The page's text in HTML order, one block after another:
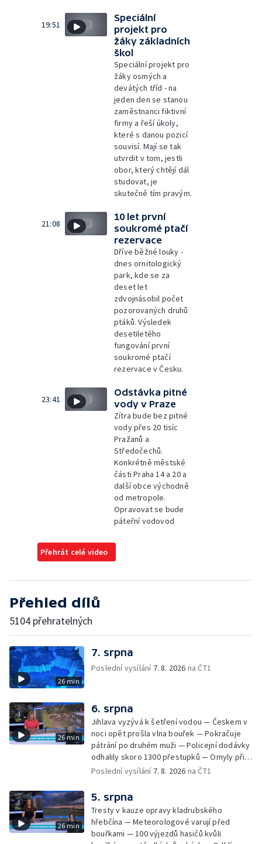
19:51
Speciální
projekt pro
žáky základních
škol
Speciální projekt pro
žáky osmých a
devátých tříd - na
jeden den se stanou
zaměstnanci fiktivní
firmy a řeší úkoly,
které s danou pozicí
souvisí. Mají se tak
utvrdit v tom, jestli
obor, který chtějí dál
studovat, je
skutečně tím pravým.
21:08
10 let první
soukromé ptačí
rezervace
Dříve běžné louky -
dnes ornitologický
park, kde se za
deset let
zdvojnásobil počet
pozorovaných druhů
ptáků. Výsledek
desetiletého
fungování první
soukromé ptačí
rezervace v Česku.
23:41
Odstávka pitné
vody v Praze
Zítra bude bez pitné
vody přes 20 tisíc
Pražanů a
Středočechů.
Konkrétně městské
části Praha 14 a 20 a
další obce východně
od metropole.
Opravovat se bude
páteřní vodovod
Přehrát celé video
Přehled dílů
5104 přehratelných
26 min
7. srpna
Poslední vysílání 7. 8. 2026 na ČT1
26 min
6. srpna
Jihlava vyzývá k šetření vodou — Českem v
noci opět prošla vlna bouřek — Pokračuje
pátrání po druhém muži — Policejní dodávky
odhalily skoro 1300 přestupků — Omyly při
nouzovém volání o pomoc — Hradec Králové
rekord v hromadném seskoku parašutistů —
Chovné rybníky na Českolipsku pustoší
vydry — Instalace nové sochy v Mariánských
Lázních — Sedmiletý trest za dotační
podvod s projektem Technologického parku
Poslední vysílání 7. 8. 2026 na ČT1
26 min
5. srpna
Tresty v kauze opravy kladrubského
hřebčína — Meteorologové varují před
bouřkami — 100 výjezdů hasičů kvůli